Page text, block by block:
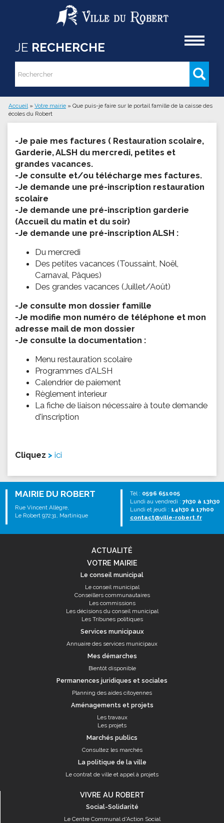
Aller au contenu principal
JE RECHERCHE
Formulaire de recherche
Rechercher
Vous êtes ici
Accueil » Votre mairie » Que puis-je faire sur le portail famille de la caisse des
écoles du Robert
-Je paie mes factures ( Restauration scolaire,
Garderie, ALSH du mercredi, petites et
grandes vacances.
-Je consulte et/ou télécharge mes factures.
-Je demande une pré-inscription restauration
scolaire
-Je demande une pré-inscription garderie
(Accueil du matin et du soir)
-Je demande une pré-inscription ALSH :
Du mercredi
Des petites vacances (Toussaint, Noël,
Carnaval, Pâques)
Des grandes vacances (Juillet/Août)
-Je consulte mon dossier famille
-Je modifie mon numéro de téléphone et mon
adresse mail de mon dossier
-Je consulte la documentation :
Menu restauration scolaire
Programmes d'ALSH
Calendrier de paiement
Règlement interieur
​La fiche de liaison nécessaire à toute demande
d'inscription
Cliquez ici
MAIRIE DU ROBERT
Rue Vincent Allègre,
Le Robert 97231, Martinique
Tél : 0596 651005
Lundi au vendredi : 7h30 à 13h30
Lundi et jeudi : 14h30 à 17h00
contact@ville-robert.fr
ACTUALITÉ
VOTRE MAIRIE
Le conseil municipal
Le conseil municipal
Conseillers communautaires
Les commissions
Les décisions du conseil municipal
Les Tribunes politiques
Services municipaux
Annuaire des services municipaux
Mes démarches
Bientôt disponible
Permanences juridiques et sociales
Planning des aides citoyennes
Aménagements et projets
Les travaux
Les projets
Marchés publics
Consultez les marchés
La politique de la ville
Le contrat de ville et appel à projets
VIVRE AU ROBERT
Social-Solidarité
Le Centre Communal d'Action Social